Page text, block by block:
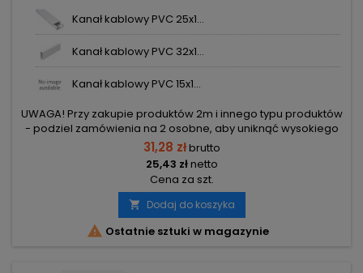
Kanał kablowy PVC 25x1...
Kanał kablowy PVC 32x1...
Kanał kablowy PVC 15x1...
UWAGA! Przy zakupie produktów 2m i innego typu produktów
- podziel zamówienia na 2 osobne, aby uniknąć wysokiego
kosztu transportu! Zamów osobno produkty 2m i osobno inne
elementy.
31,28 złbrutto
25,43 złnetto
Cena za szt.
 Dodaj do koszyka
 Ostatnie sztuki w magazynie